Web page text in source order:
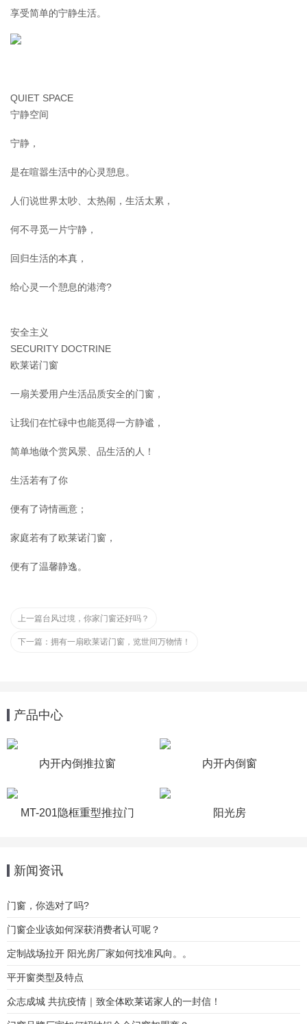
享受简单的宁静生活。
QUIET SPACE
宁静空间
宁静，
是在喧嚣生活中的心灵憩息。
人们说世界太吵、太热闹，生活太累，
何不寻觅一片宁静，
回归生活的本真，
给心灵一个憩息的港湾?
安全主义
SECURITY DOCTRINE
欧莱诺门窗
一扇关爱用户生活品质安全的门窗，
让我们在忙碌中也能觅得一方静谧，
简单地做个赏风景、品生活的人！
生活若有了你
便有了诗情画意；
家庭若有了欧莱诺门窗，
便有了温馨静逸。
上一篇台风过境，你家门窗还好吗？
下一篇： 拥有一扇欧莱诺门窗，览世间万物情！
产品中心
内开内倒推拉窗 内开内倒窗
MT-201隐框重型推拉门 阳光房
新闻资讯
门窗，你选对了吗?
门窗企业该如何深获消费者认可呢？
定制战场拉开 阳光房厂家如何找准风向。。
平开窗类型及特点
众志成城 共抗疫情｜致全体欧莱诺家人的一封信！